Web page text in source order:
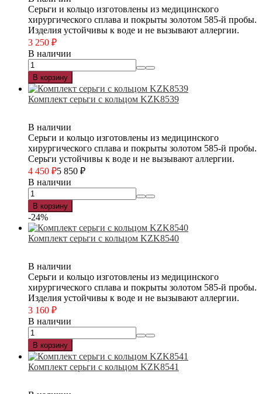
Серьги и кольцо изготовлены из медицинского
хирургического сплава и покрыты золотом 585-й пробы.
Изделия устойчивы к воде и не вызывают аллергии.
3 250 ₽
В наличии
В корзину
Комплект серьги с кольцом KZK8539
В наличии
Серьги и кольцо изготовлены из медицинского
хирургического сплава и покрыты золотом 585-й пробы.
Серьги устойчивы к воде и не вызывают аллергии.
4 450 ₽5 850 ₽
В наличии
В корзину
-24%
Комплект серьги с кольцом KZK8540
В наличии
Серьги и кольцо изготовлены из медицинского
хирургического сплава и покрыты золотом 585-й пробы.
Изделия устойчивы к воде и не вызывают аллергии.
3 160 ₽
В наличии
В корзину
Комплект серьги с кольцом KZK8541